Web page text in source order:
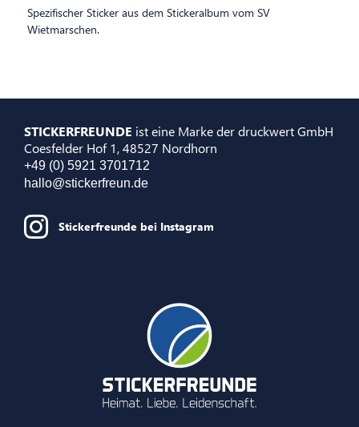
Spezifischer Sticker aus dem Stickeralbum vom SV
Wietmarschen.
STICKERFREUNDE ist eine Marke der druckwert GmbH
Coesfelder Hof 1, 48527 Nordhorn
+49 (0) 5921 3701712
hallo@stickerfreun.de
Stickerfreunde bei Instagram